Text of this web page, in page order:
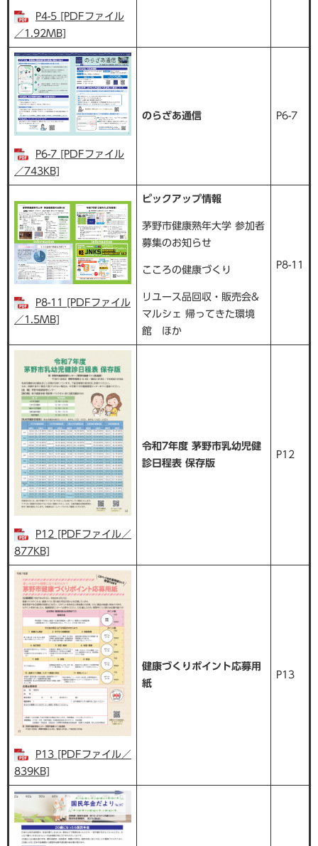
P4-5 [PDFファイル
／1.92MB]
P6-7 [PDFファイル
／743KB]
のらざあ通信 P6-7
P8-11 [PDFファイル
／1.5MB]
ピックアップ情報
茅野市健康熟年大学 参加者
募集のお知らせ
こころの健康づくり
リユース品回収・販売会&
マルシェ 帰ってきた環境
館 ほか
P8-11
P12 [PDFファイル／
877KB]
令和7年度 茅野市乳幼児健
診日程表 保存版
P12
P13 [PDFファイル／
839KB]
健康づくりポイント応募用
紙
P13